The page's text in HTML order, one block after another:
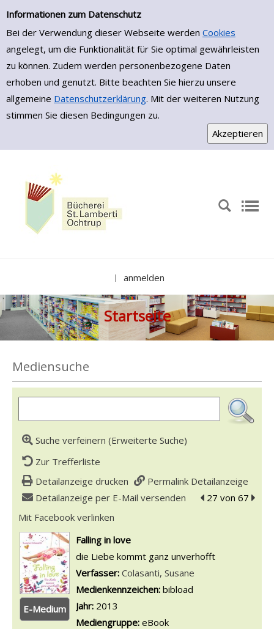
Informationen zum Datenschutz
Bei der Verwendung dieser Webseite werden Cookies
angelegt, um die Funktionalität für Sie optimal gewährleisten
zu können. Zudem werden personenbezogene Daten
erhoben und genutzt. Bitte beachten Sie hierzu unsere
allgemeine Datenschutzerklärung. Mit der weiteren Nutzung
stimmen Sie diesen Bedingungen zu.
Zur Detailanzeige springen
anmelden
Startseite
Mediensuche
Suche verfeinern (Erweiterte Suche)
Zur Trefferliste
Detailanzeige drucken
Permalink Detailanzeige
Detailanzeige per E-Mail versenden
zum vorherigen
27 von 67 zum
Mit Facebook verlinken
wird in neuem Tab geöffnet
E-Medium
Falling in love
die Liebe kommt ganz unverhofft
Verfasser: Suche nach diesem Verfasser
Colasanti, Susane
Medienkennzeichen: bibload
Jahr: 2013
Mediengruppe: eBook